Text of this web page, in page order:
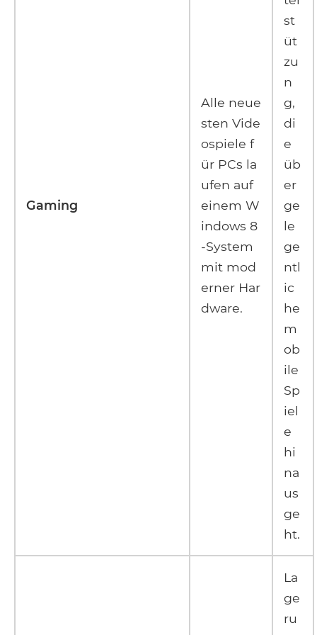
Gaming
Alle neue
sten Vide
ospiele f
ür PCs la
ufen auf
einem W
indows 8
-System
mit mod
erner Har
dware.
st
üt
zu
n
g,
di
e
üb
er
ge
le
ge
ntl
ic
he
m
ob
ile
Sp
iel
e
hi
na
us
ge
ht.
La
ge
ru